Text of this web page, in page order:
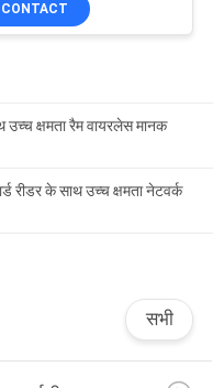
CONTACT
क्षमता रैम वायरलेस मानक
रीडर के साथ उच्च क्षमता नेटवर्क
सभी